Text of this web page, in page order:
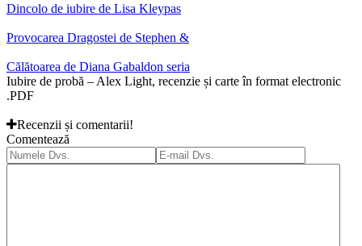
Dincolo de iubire de Lisa Kleypas
Provocarea Dragostei de Stephen &
Călătoarea de Diana Gabaldon seria
Iubire de probă – Alex Light, recenzie și carte în format electronic
.PDF
Recenzii și comentarii!
Comentează